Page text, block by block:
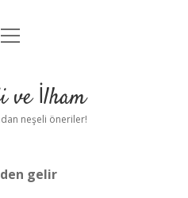
Uyarı
menüyü
ve İlham
neşeli öneriler!
gelir